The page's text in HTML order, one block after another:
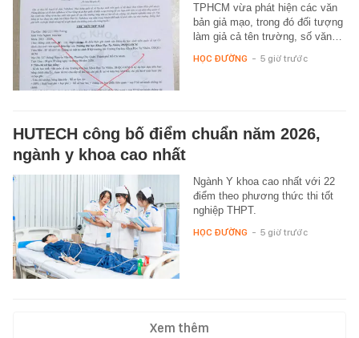
TPHCM vừa phát hiện các văn
bản giả mạo, trong đó đối tượng
làm giả cả tên trường, số văn…
HỌC ĐƯỜNG - 5 giờ trước
HUTECH công bố điểm chuẩn năm 2026,
ngành y khoa cao nhất
Ngành Y khoa cao nhất với 22
điểm theo phương thức thi tốt
nghiệp THPT.
HỌC ĐƯỜNG - 5 giờ trước
Xem thêm